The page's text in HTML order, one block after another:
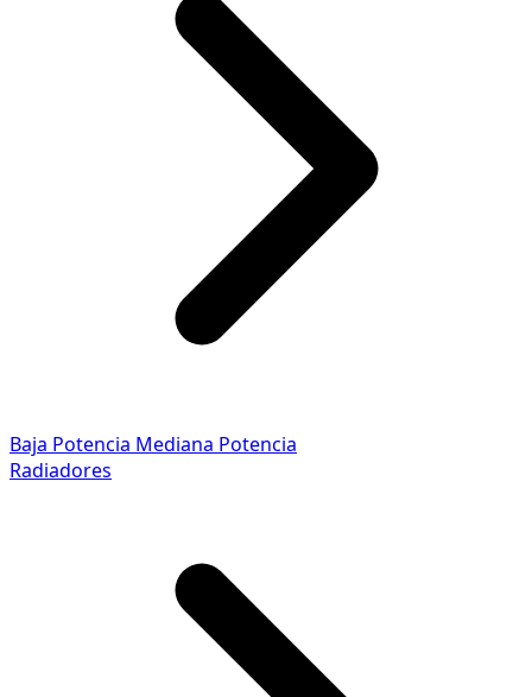
Baja Potencia Mediana Potencia
Radiadores